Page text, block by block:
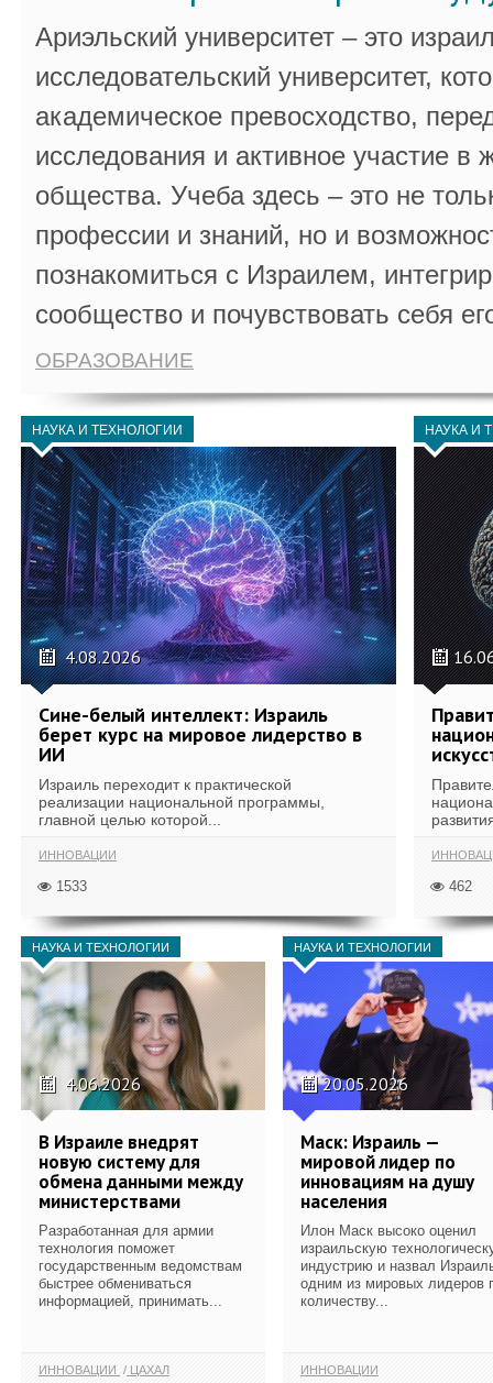
Ариэльский университет – это
исследовательский университет,
академическое превосходство,
исследования и активное участие в
общества. Учеба здесь – это не
профессии и знаний, но и
познакомиться с Израилем,
сообщество и почувствовать себя
ОБРАЗОВАНИЕ
НАУКА И ТЕХНОЛОГИИ
4.08.2026
Сине-белый интеллект: Израиль
берет курс на мировое лидерство в
ИИ
Израиль переходит к практической
реализации национальной программы,
главной целью которой...
ИННОВАЦИИ
1533
НАУКА И
462
НАУКА И ТЕХНОЛОГИИ
4.06.2026
В Израиле внедрят
новую систему для
обмена данными между
министерствами
Разработанная для армии
технология поможет
государственным ведомствам
быстрее обмениваться
информацией, принимать...
ИННОВАЦИИ ЦАХАЛ
НАУКА И ТЕХНОЛОГИИ
20.05.2026
Маск: Израиль —
мировой лидер по
инновациям на душу
населения
Илон Маск высоко оценил
израильскую
индустрию и назвал
одним из мировых лидеров
количеству...
ИННОВАЦИИ